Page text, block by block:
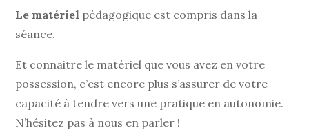
Le matériel pédagogique est compris dans la
séance.
Et connaitre le matériel que vous avez en votre
possession, c’est encore plus s’assurer de votre
capacité à tendre vers une pratique en autonomie.
N’hésitez pas à nous en parler !